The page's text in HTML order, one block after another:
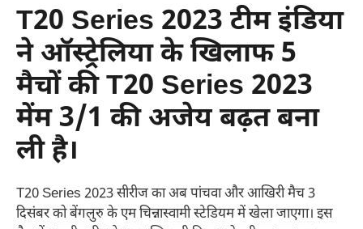
T20 Series 2023 टीम इंडिया
ने ऑस्ट्रेलिया के खिलाफ 5
मैचों की T20 Series 2023
मेंम 3/1 की अजेय बढ़त बना
ली है।
T20 Series 2023 सीरीज का अब पांचवा और आखिरी मैच 3
दिसंबर को बेंगलुरु के एम चिन्नास्वामी स्टेडियम में खेला जाएगा। इस